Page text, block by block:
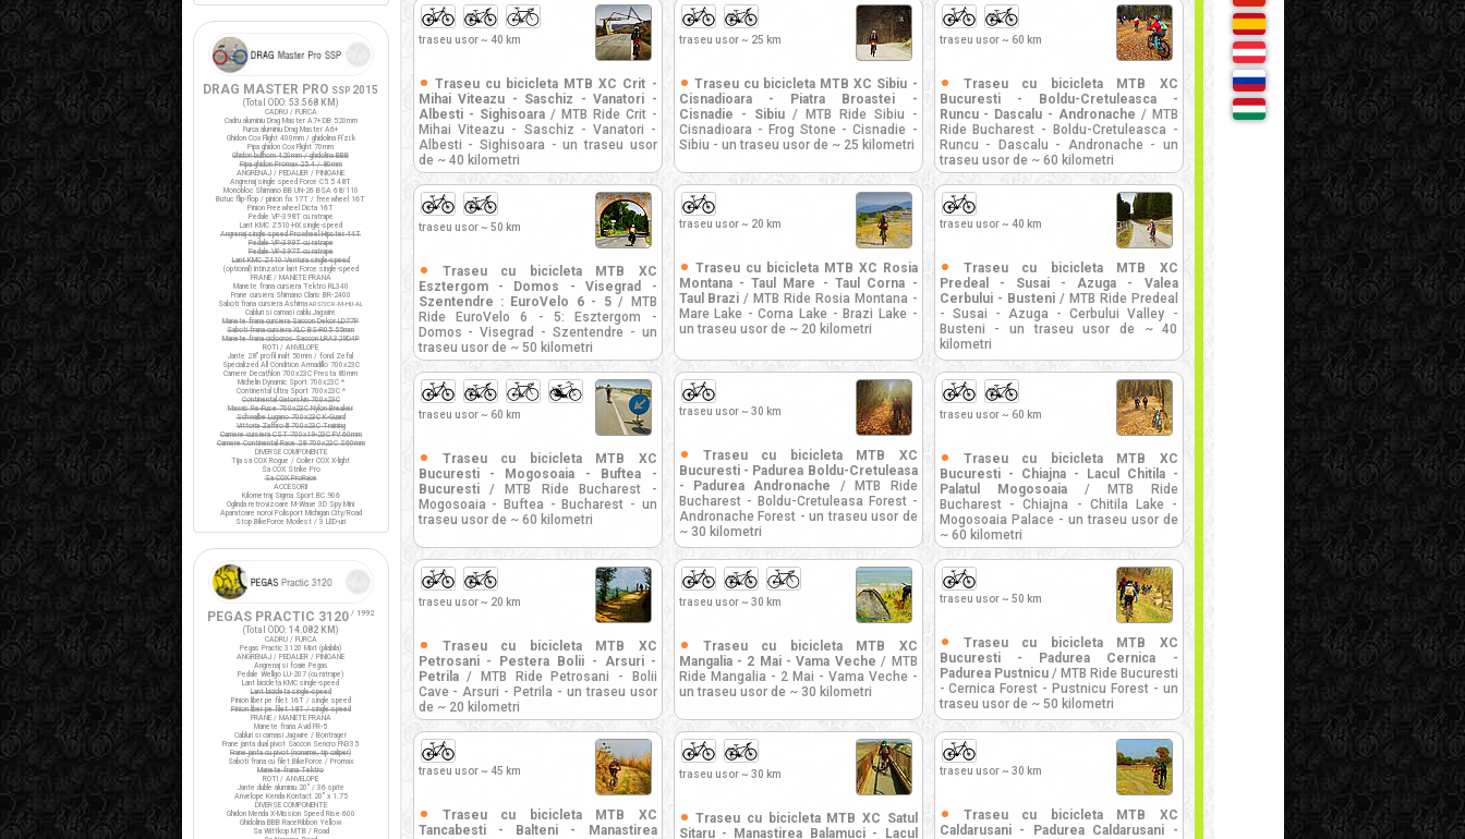
traseu usor ~ 40 km
Traseu cu bicicleta MTB XC Crit -
Mihai Viteazu - Saschiz - Vanatori -
Albesti - Sighisoara/ MTB Ride Crit -
Mihai Viteazu - Saschiz - Vanatori -
Albesti - Sighisoara - un traseu usor
de ~ 40 kilometri
traseu usor ~ 25 km
Traseu cu bicicleta MTB XC Sibiu -
Cisnadioara - Piatra Broastei -
Cisnadie - Sibiu/ MTB Ride Sibiu -
Cisnadioara - Frog Stone - Cisnadie -
Sibiu - un traseu usor de ~ 25 kilometri
traseu usor ~ 60 km
Traseu cu bicicleta MTB XC
Bucuresti - Boldu-Cretuleasca -
Runcu - Dascalu - Andronache / MTB
Ride Bucharest - Boldu-Cretuleasca -
Runcu - Dascalu - Andronache - un
traseu usor de ~ 60 kilometri
traseu usor ~ 50 km
Traseu cu bicicleta MTB XC
Esztergom - Domos - Visegrad -
Szentendre : EuroVelo 6 - 5/ MTB
Ride EuroVelo 6 - 5: Esztergom -
Domos - Visegrad - Szentendre - un
traseu usor de ~ 50 kilometri
traseu usor ~ 20 km
Traseu cu bicicleta MTB XC Rosia
Montana - Taul Mare - Taul Corna -
Taul Brazi / MTB Ride Rosia Montana -
Mare Lake - Corna Lake - Brazi Lake -
un traseu usor de ~ 20 kilometri
traseu usor ~ 40 km
Traseu cu bicicleta MTB XC
Predeal - Susai - Azuga - Valea
Cerbului - Busteni/ MTB Ride Predeal
- Susai - Azuga - Cerbului Valley -
Busteni - un traseu usor de ~ 40
kilometri
traseu usor ~ 60 km
Traseu cu bicicleta MTB XC
Bucuresti - Mogosoaia - Buftea -
Bucuresti/ MTB Ride Bucharest -
Mogosoaia - Buftea - Bucharest - un
traseu usor de ~ 60 kilometri
traseu usor ~ 30 km
Traseu cu bicicleta MTB XC
Bucuresti - Padurea Boldu-Cretuleasa
- Padurea Andronache / MTB Ride
Bucharest - Boldu-Cretuleasa Forest -
Andronache Forest - un traseu usor de
~ 30 kilometri
traseu usor ~ 60 km
Traseu cu bicicleta MTB XC
Bucuresti - Chiajna - Lacul Chitila -
Palatul Mogosoaia/ MTB Ride
Bucharest - Chiajna - Chitila Lake -
Mogosoaia Palace - un traseu usor de
~ 60 kilometri
traseu usor ~ 20 km
Traseu cu bicicleta MTB XC
Petrosani - Pestera Bolii - Arsuri -
Petrila/ MTB Ride Petrosani - Bolii
Cave - Arsuri - Petrila - un traseu usor
de ~ 20 kilometri
traseu usor ~ 30 km
Traseu cu bicicleta MTB XC
Mangalia - 2 Mai - Vama Veche / MTB
Ride Mangalia - 2 Mai - Vama Veche -
un traseu usor de ~ 30 kilometri
traseu usor ~ 50 km
Traseu cu bicicleta MTB XC
Bucuresti - Padurea Cernica -
Padurea Pustnicu/ MTB Ride Bucuresti
- Cernica Forest - Pustnicu Forest - un
traseu usor de ~ 50 kilometri
traseu usor ~ 45 km
Traseu cu bicicleta MTB XC
Tancabesti - Balteni - Manastirea
traseu usor ~ 30 km
Traseu cu bicicleta MTB XC Satul
Sitaru - Manastirea Balamuci - Lacul
traseu usor ~ 30 km
Traseu cu bicicleta MTB XC
Caldarusani - Padurea Caldarusani -
DRAG MASTER PRO SSP 2015
(Total ODO: 53.568 KM )
CADRU / FURCA
Cadru aluminiu Drag Master A7+ DB 520mm
Furca aluminiu Drag Master A6+
Ghidon Cox Flight 400mm / ghidolina Fi'zi:k
Pipa ghidon Cox Flight 70mm
Ghidon bullhorn 420mm / ghidolina BBB
Pipa ghidon Promax 25.4 / 80mm
ANGRENAJ / PEDALIER / PINIOANE
Angrenaj single speed Force C5.5 48T
Monobloc Shimano BB UN-26 BSA 68/110
Butuc flip-flop / pinion fix 17T / freewheel 16T
Pinion Freewheel Dicta 16T
Pedale VP-398T cu ratrape
Lant KMC Z510-HX single-speed
Angrenaj single speed Prowheel Hipster 44T
Pedale VP-399T cu ratrape
Pedale VP-397T cu ratrape
Lant KMC Z410 Ventura single-speed
(optional) Intinzator lant Force single-speed
FRANE / MANETE FRANA
Manete frana cursiera Tektro RL340
Frane cursiera Shimano Claris BR-2400
Saboti frana cursiera AshimaARS72CR-M-HU-AL
Cabluri si camasi cablu Jagwire
Manete frana cursiera Saccon Dekor LD77P
Saboti frana cursiera XLC BS-R05 55mm
Manete frana ciclocros Saccon LRA329D4P
ROTI / ANVELOPE
Jante 28" profil inalt 50mm / fond Zefal
Specialized All Condition Armadillo 700x23C
Camere Decathlon 700x23C Presta 80mm
Michelin Dynamic Sport 700x23C *
Continental Ultra Sport 700x23C *
Continental Gatorskin 700x23C
Maxxis Re-Fuse 700x23C Nylon Breaker
Schwalbe Lugano 700x23C K-Guard
Vittoria Zaffiro III 700x23C Training
Camere cursiera CST 700x19-23C FV 60mm
Camere Continental Race 28 700x23C S60mm
DIVERSE COMPONENTE
Tija sa COX Rogue / Colier COX X-light
Sa COX Strike Pro
Sa COX ProRace
ACCESORII
Kilometraj Sigma Sport BC 906
Oglinda retrovizoare M-Wave 3D Spy Mini
Aparatoare noroi Polisport Michigan City/Road
Stop BikeForce Modest / 3 LED-uri
PEGAS PRACTIC 3120 / 1992
(Total ODO: 14.082 KM )
CADRU / FURCA
Pegas Practic 3120 Mixt (pliabila)
ANGRENAJ / PEDALIER / PINIOANE
Angrenaj si foaie Pegas
Pedale Wellgo LU-207 (cu ratrape)
Lant bicicleta KMC single-speed
Lant bicicleta single-speed
Pinion liber pe filet 16T / single speed
Pinion liber pe filet 18T / single speed
FRANE / MANETE FRANA
Manete frana Avid FR-5
Cabluri si camasi Jagwire / Bontrager
Frane janta dual pivot Saccon Sencro FN335
Frane janta cu pivot (noname, tip caliper)
Saboti frana cu filet BikeForce / Promax
Manete frana Tektro
ROTI / ANVELOPE
Jante duble aluminiu 20" / 36 spite
Anvelope Kenda Kontact 20" x 1.75
DIVERSE COMPONENTE
Ghidon Merida X-Mission Speed Rise 600
Ghidolina BBB RaceRibbon Yellow
Sa Wittkop MTB / Road